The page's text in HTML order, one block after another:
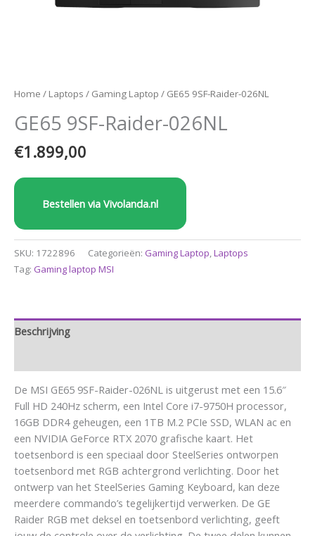
Home / Laptops / Gaming Laptop / GE65 9SF-Raider-026NL
GE65 9SF-Raider-026NL
€1.899,00
Bestellen via Vivolanda.nl
SKU: 1722896 Categorieën: Gaming Laptop,Laptops
Tag: Gaming laptop MSI
Beschrijving
De MSI GE65 9SF-Raider-026NL is uitgerust met een 15.6″
Full HD 240Hz scherm, een Intel Core i7-9750H processor,
16GB DDR4 geheugen, een 1TB M.2 PCIe SSD, WLAN ac en
een NVIDIA GeForce RTX 2070 grafische kaart. Het
toetsenbord is een speciaal door SteelSeries ontworpen
toetsenbord met RGB achtergrond verlichting. Door het
ontwerp van het SteelSeries Gaming Keyboard, kan deze
meerdere commando’s tegelijkertijd verwerken. De GE
Raider RGB met deksel en toetsenbord verlichting, geeft